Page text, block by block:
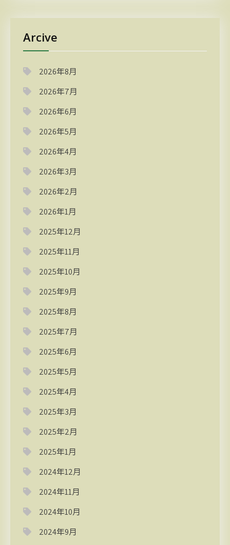
Arcive
2026年8月
2026年7月
2026年6月
2026年5月
2026年4月
2026年3月
2026年2月
2026年1月
2025年12月
2025年11月
2025年10月
2025年9月
2025年8月
2025年7月
2025年6月
2025年5月
2025年4月
2025年3月
2025年2月
2025年1月
2024年12月
2024年11月
2024年10月
2024年9月